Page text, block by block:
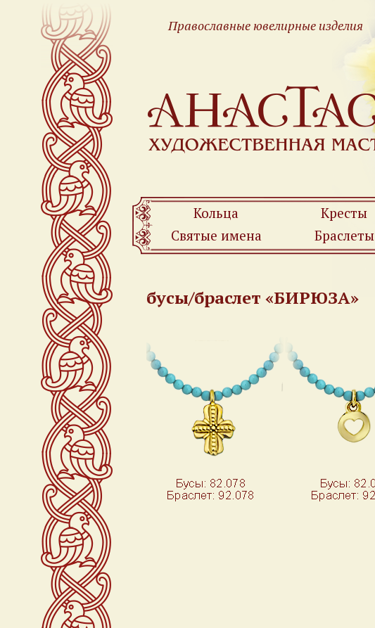
Православные ювелирные изделия
Кольца Кресты
Святые имена
Браслеты
бусы/браслет «БИРЮЗА»